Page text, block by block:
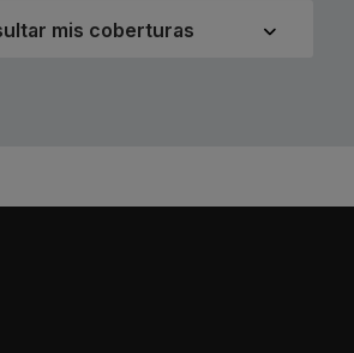
mis coberturas